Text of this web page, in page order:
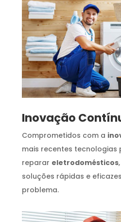
Inovação
Comprometidos com a
mais recentes
reparar eletrodomésticos
soluções rápidas e
problema.